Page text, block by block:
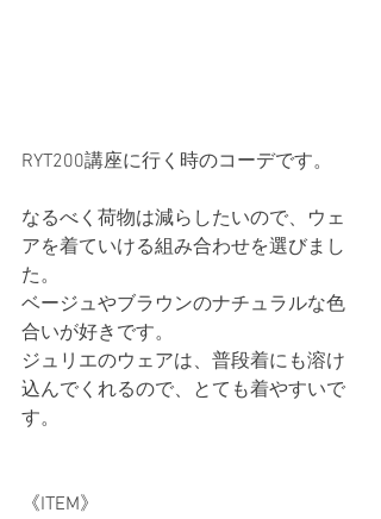
RYT200講座に行く時のコーデです。
なるべく荷物は減らしたいので、ウェ
アを着ていける組み合わせを選びまし
た。
ベージュやブラウンのナチュラルな色
合いが好きです。
ジュリエのウェアは、普段着にも溶け
込んでくれるので、とても着やすいで
す。
《ITEM》